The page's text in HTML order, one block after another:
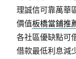
理誠信可靠萬華
價值板橋當鋪推
各社區優缺點可
借款最低利息減